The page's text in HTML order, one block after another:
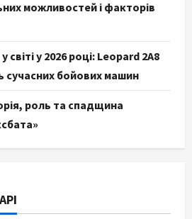
можливостей і факторів
у 2026 році: Leopard 2A8
сучасних бойових машин
роль та спадщина